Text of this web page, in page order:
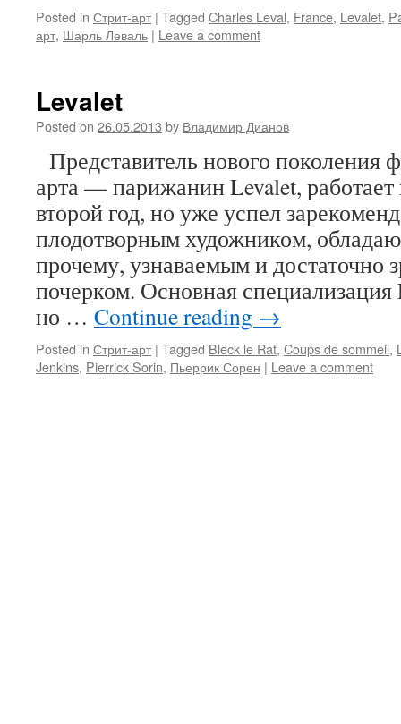
Posted in Стрит-арт | Tagged Charles Leval, France, Levalet,
арт, Шарль Леваль | Leave a comment
Levalet
Posted on 26.05.2013 by Владимир Дианов
Представитель нового поколения
арта — парижанин Levalet, работает
второй год, но уже успел
плодотворным художником,
прочему, узнаваемым и достаточно
почерком. Основная специализация
но … Continue reading →
Posted in Стрит-арт | Tagged Bleck le Rat, Coups de sommeil,
Jenkins, Pierrick Sorin, Пьеррик Сорен | Leave a comment